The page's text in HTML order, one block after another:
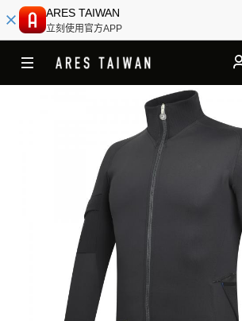
ARES TAIWAN
立刻使用官方APP